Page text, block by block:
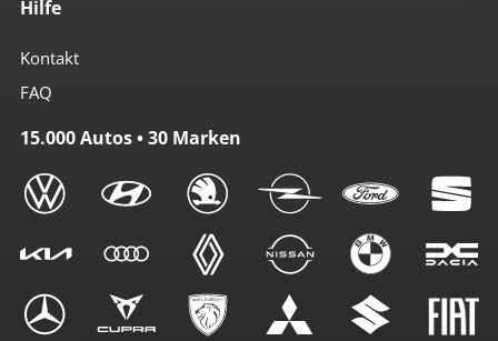
Hilfe
Kontakt
FAQ
15.000 Autos • 30 Marken